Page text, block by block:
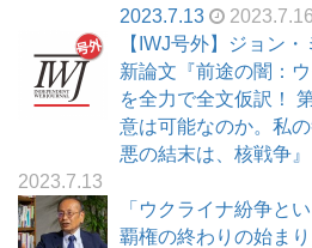
2023.7.13
2023.7.16
【IWJ号外】ジョン
新論文『前途の闇：
を全力で全文仮訳！
意は可能なのか。私
悪の結末は、核戦争
2023.7.13
「ウクライナ紛争と
覇権の終わりの始ま